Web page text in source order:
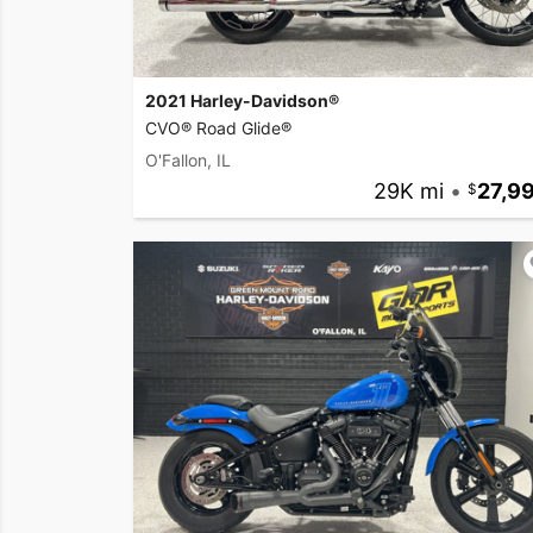
2021 Harley-Davidson®
CVO® Road Glide®
O'Fallon, IL
29K mi •